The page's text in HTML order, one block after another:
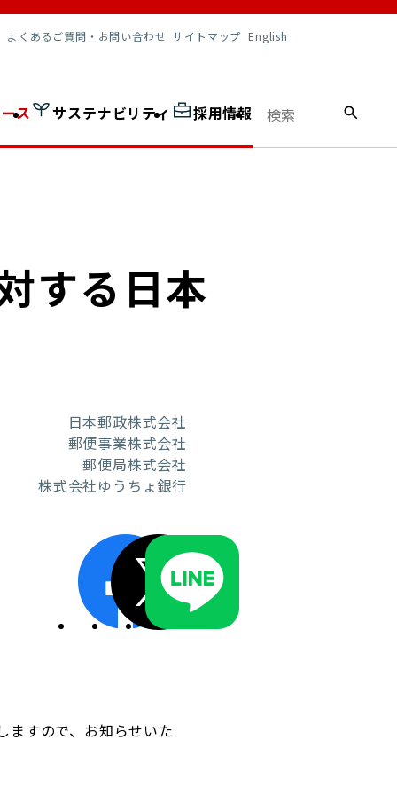
よくあるご質問・お問い合わせ サイトマップ English
ス サステナビリティ 採用情報
する日本
日本郵政株式会社
郵便事業株式会社
郵便局株式会社
株式会社ゆうちょ銀行
ますので、お知らせいた